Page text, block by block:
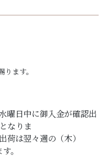
ます。
曜日中に御入金が確認出
なりま
の（木）
。